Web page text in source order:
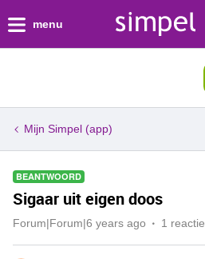
menu
Mijn Simpel (app)
BEANTWOORD
Sigaar uit eigen doos
Forum|Forum|6 years ago 1 reactie